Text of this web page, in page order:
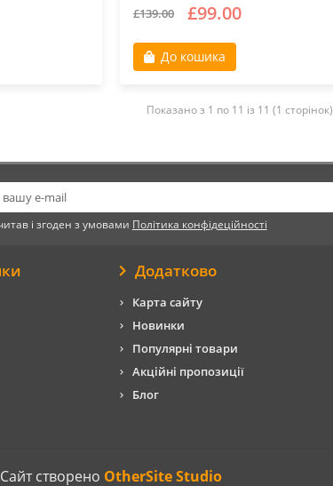
£139.00 £99.00
До кошика
Показано з 1 по 11 із 11 (1 сторінок)
і згоден з умовами Політика конфідеційності
Додатково
Карта сайту
Новинки
Популярні товари
Акційні пропозиції
Блог
Сайт створено OtherSite Studio